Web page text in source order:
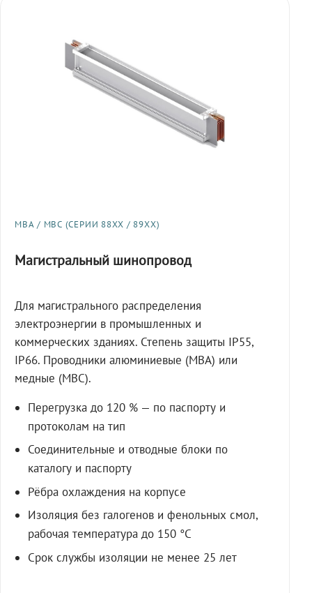
МВА / МВС (СЕРИИ 88XX / 89XX)
Магистральный шинопровод
Для магистрального распределения
электроэнергии в промышленных и
коммерческих зданиях. Степень защиты IP55,
IP66. Проводники алюминиевые (МВА) или
медные (МВС).
Перегрузка до 120 % — по паспорту и
протоколам на тип
Соединительные и отводные блоки по
каталогу и паспорту
Рёбра охлаждения на корпусе
Изоляция без галогенов и фенольных смол,
рабочая температура до 150 °C
Срок службы изоляции не менее 25 лет